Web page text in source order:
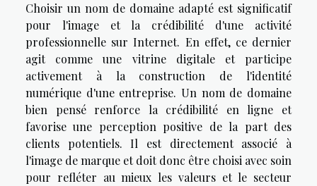
Choisir un nom de domaine adapté est significatif
pour l'image et la crédibilité d'une activité
professionnelle sur Internet. En effet, ce dernier
agit comme une vitrine digitale et participe
activement à la construction de l'identité
numérique d'une entreprise. Un nom de domaine
bien pensé renforce la crédibilité en ligne et
favorise une perception positive de la part des
clients potentiels. Il est directement associé à
l'image de marque et doit donc être choisi avec soin
pour refléter au mieux les valeurs et le secteur